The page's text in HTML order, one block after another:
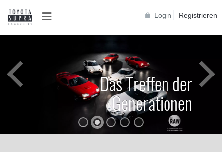
Login Registrieren
Das Treffen der
Generationen